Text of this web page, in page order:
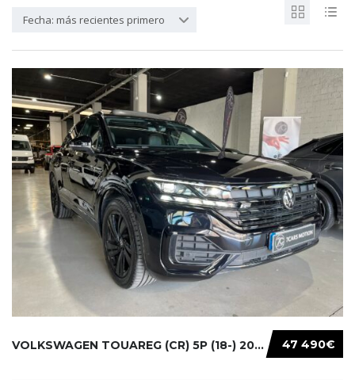
Fecha: más recientes primero
47 490€
VOLKSWAGEN TOUAREG (CR) 5P (18-) 2021...